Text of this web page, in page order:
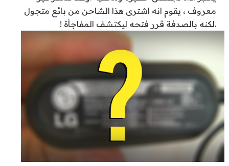
معروف ، يقوم انه اشترى هذا الشاحن من بائع متجول
.لكنه بالصدفة قرر فتحه ليكتشف المفاجأة !